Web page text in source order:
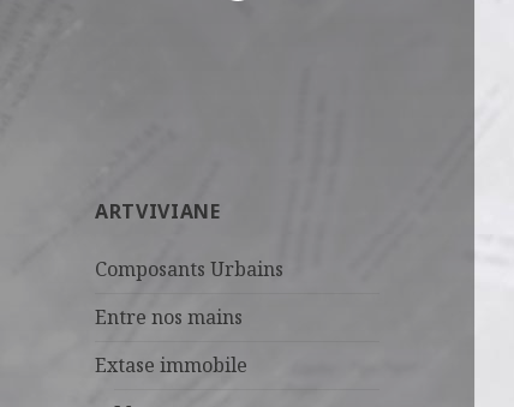
ARTVIVIANE
Composants Urbains
Entre nos mains
Extase immobile